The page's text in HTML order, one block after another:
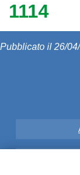
1114
Pubblicato il 26/